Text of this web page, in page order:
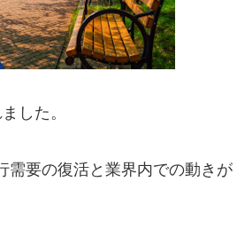
した。
需要の復活と業界内での動きが